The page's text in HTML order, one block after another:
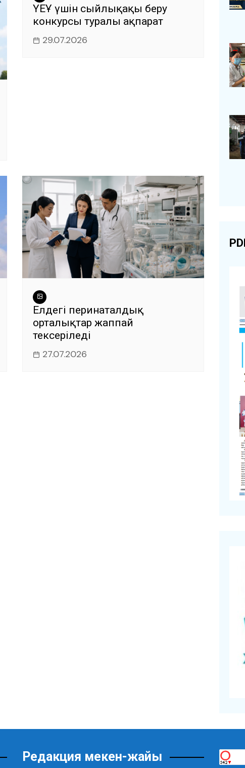
ҮЕҰ үшін сыйлықақы беру
конкурсы туралы ақпарат
29.07.2026
Елдегі перинаталдық
орталықтар жаппай
тексеріледі
27.07.2026
Редакция мекен-жайы